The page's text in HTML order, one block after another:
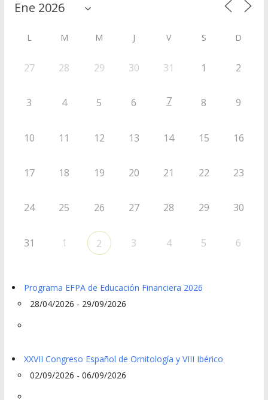
L M M J V S D
27 28 29 30 31 1 2
3 4 5 6 7 8 9
10 11 12 13 14 15 16
17 18 19 20 21 22 23
24 25 26 27 28 29 30
31 1 2 3 4 5 6
Programa EFPA de Educación Financiera 2026
28/04/2026 - 29/09/2026
XXVII Congreso Español de Ornitología y VIII Ibérico
02/09/2026 - 06/09/2026